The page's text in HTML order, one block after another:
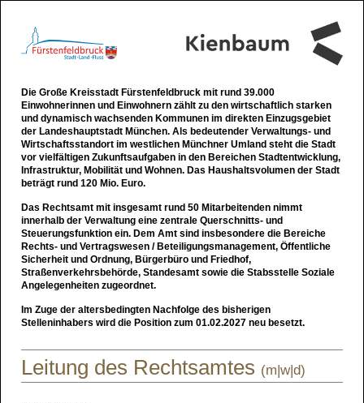
Die Große Kreisstadt Fürstenfeldbruck mit rund 39.000
Einwohnerinnen und Einwohnern zählt zu den wirtschaftlich starken
und dynamisch wachsenden Kommunen im direkten Einzugsgebiet
der Landeshauptstadt München. Als bedeutender Verwaltungs- und
Wirtschaftsstandort im westlichen Münchner Umland steht die Stadt
vor vielfältigen Zukunftsaufgaben in den Bereichen Stadtentwicklung,
Infrastruktur, Mobilität und Wohnen. Das Haushaltsvolumen der Stadt
beträgt rund 120 Mio. Euro.
Das Rechtsamt mit insgesamt rund 50 Mitarbeitenden nimmt
innerhalb der Verwaltung eine zentrale Querschnitts- und
Steuerungsfunktion ein. Dem Amt sind insbesondere die Bereiche
Rechts- und Vertragswesen / Beteiligungsmanagement, Öffentliche
Sicherheit und Ordnung, Bürgerbüro und Friedhof,
Straßenverkehrsbehörde, Standesamt sowie die Stabsstelle Soziale
Angelegenheiten zugeordnet.
Im Zuge der altersbedingten Nachfolge des bisherigen
Stelleninhabers wird die Position zum 01.02.2027 neu besetzt.
Leitung des Rechtsamtes (m|w|d)